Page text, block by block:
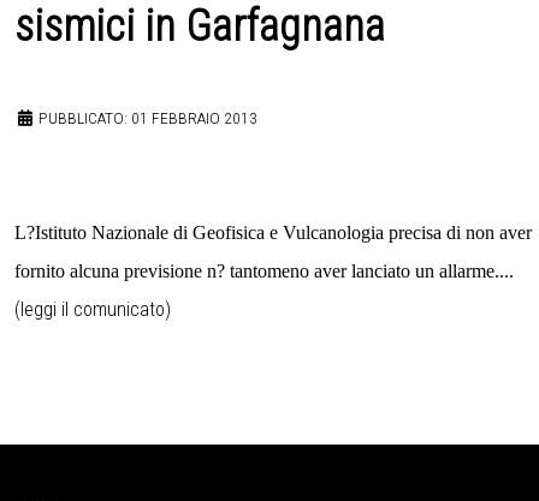
sismici in Garfagnana
PUBBLICATO: 01 FEBBRAIO 2013
L?Istituto Nazionale di Geofisica e Vulcanologia precisa di non aver
fornito alcuna previsione n? tantomeno aver lanciato un allarme....
(leggi il comunicato)